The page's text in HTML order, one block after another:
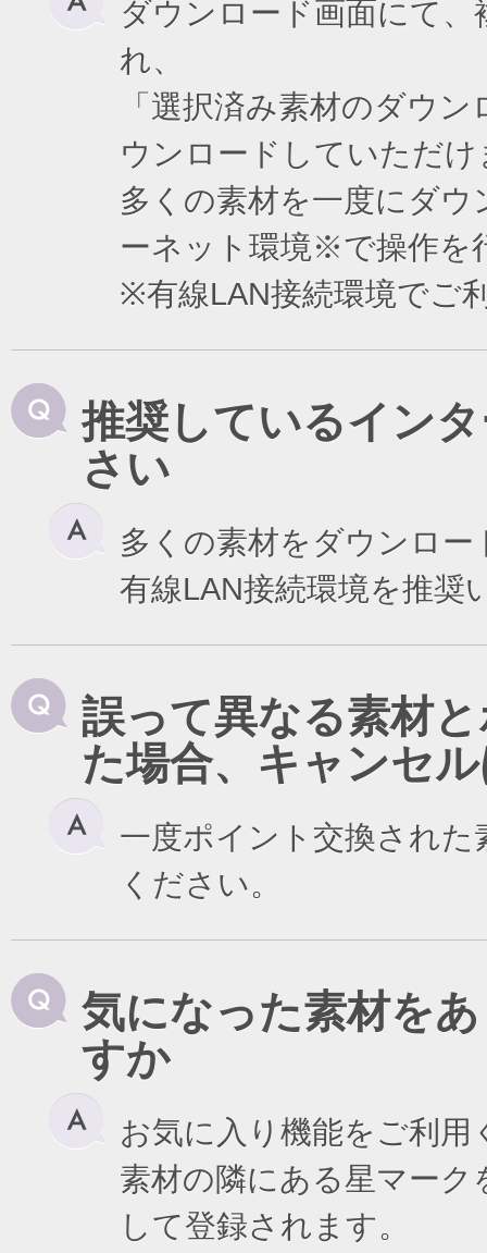
ダウンロード画面にて
れ、
「選択済み素材のダウ
ウンロードしていただけ
多くの素材を一度にダ
ーネット環境※で操作を
※有線LAN接続環境でご
推奨しているイン
さい
多くの素材をダウンロ
有線LAN接続環境を推奨
誤って異なる素材
た場合、キャンセ
一度ポイント交換され
ください。
気になった素材を
すか
お気に入り機能をご利用
素材の隣にある星マー
して登録されます。